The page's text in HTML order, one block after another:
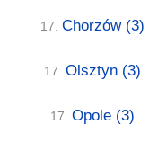
17. Chorzów (3)
17. Olsztyn (3)
17. Opole (3)